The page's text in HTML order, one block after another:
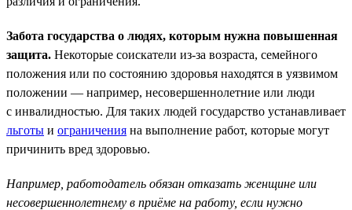
Забота государства о людях, которым нужна повышенная
защита. Некоторые соискатели из-за возраста, семейного
положения или по состоянию здоровья находятся в уязвимом
положении — например, несовершеннолетние или люди
с инвалидностью. Для таких людей государство устанавливает
льготы и ограничения на выполнение работ, которые могут
причинить вред здоровью.
Например, работодатель обязан отказать женщине или
несовершеннолетнему в приёме на работу, если нужно